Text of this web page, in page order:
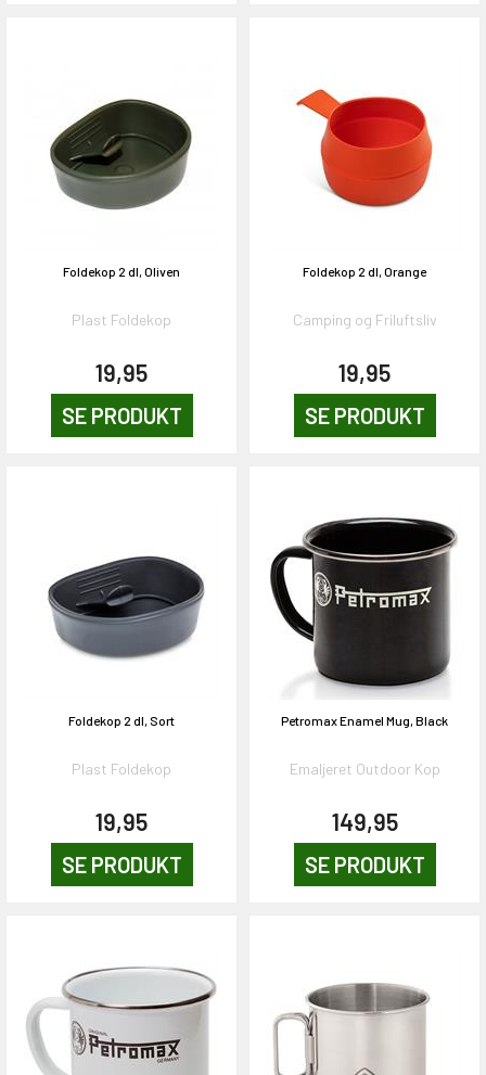
Foldekop 2 dl, Oliven
Plast Foldekop
19,95
SE PRODUKT
Foldekop 2 dl, Orange
Camping og Friluftsliv
19,95
SE PRODUKT
Foldekop 2 dl, Sort
Plast Foldekop
19,95
SE PRODUKT
Petromax Enamel Mug, Black
Emaljeret Outdoor Kop
149,95
SE PRODUKT